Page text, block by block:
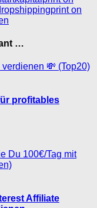
print on
…
profitables
Affiliate